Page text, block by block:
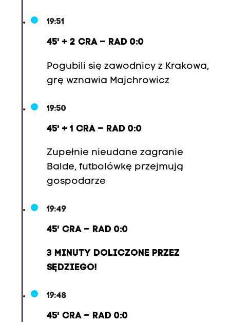
19:51
45' + 2 CRA – RAD 0:0
Pogubili się zawodnicy z Krakowa,
grę wznawia Majchrowicz
19:50
45' + 1 CRA – RAD 0:0
Zupełnie nieudane zagranie
Balde, futbolówkę przejmują
gospodarze
19:49
45' CRA – RAD 0:0
3 MINUTY DOLICZONE PRZEZ
SĘDZIEGO!
19:48
45' CRA – RAD 0:0